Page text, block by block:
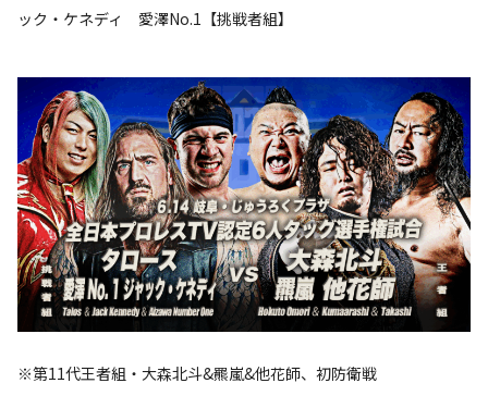
ック・ケネディ 愛澤No.1【挑戦者組】
※第11代王者組・大森北斗&羆嵐&他花師、初防衛戦